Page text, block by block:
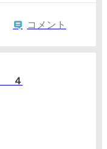
コメント
４